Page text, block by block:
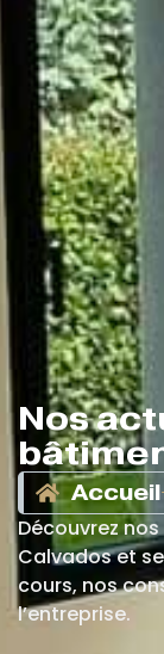
Nos
Accueil
Découvrez
Calvados et
cours, nos
l’entreprise.